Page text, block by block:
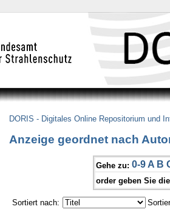
DORIS - Digitales Online Repositorium und
Anzeige geordnet nach
Gehe zu: 0-9 A B
order geben Sie
Sortiert nach: